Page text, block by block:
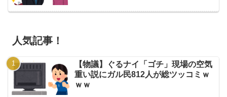
人気記事！
【物議】ぐるナイ「ゴチ」現場の空気
重い説にガル民812人が総ツッコミｗ
ｗｗ